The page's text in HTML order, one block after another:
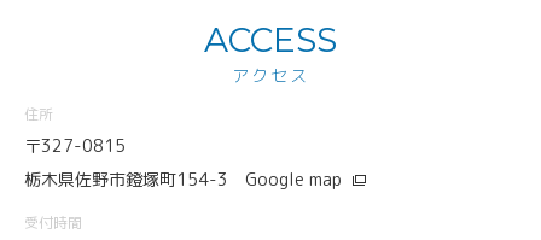
ACCESS
アクセス
住所
〒327-0815
栃木県佐野市鐙塚町154-3 Google map
受付時間